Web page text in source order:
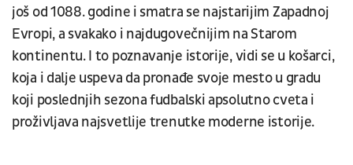
još od 1088. godine i smatra se najstarijim Zapadnoj
Evropi, a svakako i najdugovečnijim na Starom
kontinentu. I to poznavanje istorije, vidi se u košarci,
koja i dalje uspeva da pronađe svoje mesto u gradu
koji poslednjih sezona fudbalski apsolutno cveta i
proživljava najsvetlije trenutke moderne istorije.